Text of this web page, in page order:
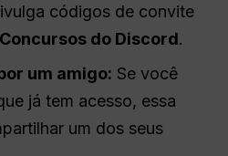
códigos de convite
Concursos do Discord.
um amigo: Se você
já tem acesso, essa
um dos seus